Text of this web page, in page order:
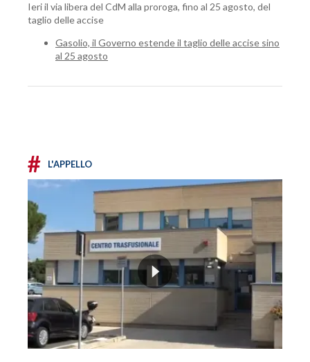
Ieri il via libera del CdM alla proroga, fino al 25 agosto, del
taglio delle accise
Gasolio, il Governo estende il taglio delle accise sino
al 25 agosto
# L'APPELLO